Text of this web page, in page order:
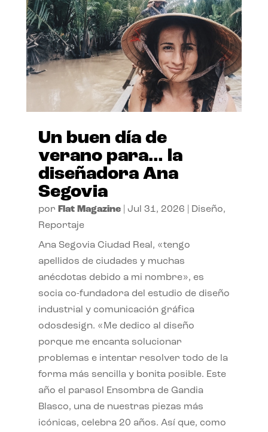
Un buen día de
verano para… la
diseñadora Ana
Segovia
por Flat Magazine| Jul 31, 2026 Diseño,
Reportaje
Ana Segovia Ciudad Real, «tengo
apellidos de ciudades y muchas
anécdotas debido a mi nombre», es
socia co-fundadora del estudio de diseño
industrial y comunicación gráfica
odosdesign. «Me dedico al diseño
porque me encanta solucionar
problemas e intentar resolver todo de la
forma más sencilla y bonita posible. Este
año el parasol Ensombra de Gandia
Blasco, una de nuestras piezas más
icónicas, celebra 20 años. Así que, como